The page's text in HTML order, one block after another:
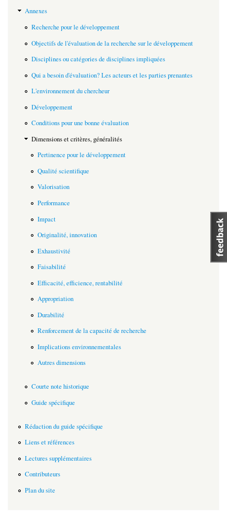
Annexes
Recherche pour le développement
Objectifs de l'évaluation de la recherche sur le développement
Disciplines ou catégories de disciplines impliquées
Qui a besoin d'évaluation? Les acteurs et les parties prenantes
L'environnement du chercheur
Développement
Conditions pour une bonne évaluation
Dimensions et critères, généralités
Pertinence pour le développement
Qualité scientifique
Valorisation
Performance
Impact
Originalité, innovation
Exhaustivité
Faisabilité
Efficacité, efficience, rentabilité
Appropriation
Durabilité
Renforcement de la capacité de recherche
Implications environnementales
Autres dimensions
Courte note historique
Guide spécifique
Rédaction du guide spécifique
Liens et références
Lectures supplémentaires
Contributeurs
Plan du site